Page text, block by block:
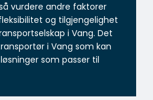
vurdere andre faktorer
og tilgjengelighet
i Vang. Det
i Vang som kan
som passer til